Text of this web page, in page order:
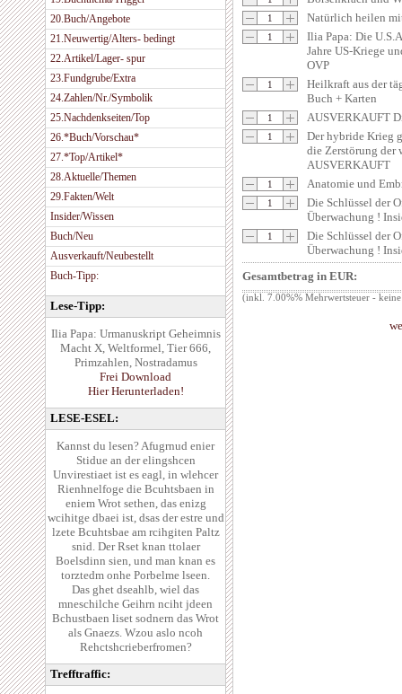
20.Buch/Angebote
21.Neuwertig/Alters- bedingt
22.Artikel/Lager- spur
23.Fundgrube/Extra
24.Zahlen/Nr./Symbolik
25.Nachdenkseiten/Top
26.*Buch/Vorschau*
27.*Top/Artikel*
28.Aktuelle/Themen
29.Fakten/Welt
Insider/Wissen
Buch/Neu
Ausverkauft/Neubestellt
Buch-Tipp:
Lese-Tipp:
Ilia Papa: Urmanuskript Geheimnis
Macht X, Weltformel, Tier 666,
Primzahlen, Nostradamus
Frei Download
Hier Herunterladen!
LESE-ESEL:
Kannst du lesen? Afugrnud enier
Stidue an der elingshcen
Unvirestiaet ist es eagl, in wlehcer
Rienhnelfoge die Bcuhtsbaen in
eniem Wrot sethen, das enizg
wcihitge dbaei ist, dsas der estre und
lzete Bcuhtsbae am rcihgiten Paltz
snid. Der Rset knan ttolaer
Boelsdinn sien, und man knan es
torztedm onhe Porbelme lseen.
Das ghet dseahlb, wiel das
mneschilche Geihrn nciht jdeen
Bchustbaen liset sodnern das Wrot
als Gnaezs. Wzou aslo ncoh
Rehctshcrieberfromen?
Trefftraffic:
Natürlich heilen
Ilia Papa: Die
Jahre US-Kriege
OVP
Heilkraft aus der
Buch + Karten
AUSVERKAUFT
Der hybride Krieg
die Zerstörung
AUSVERKAUFT
Anatomie und
Die Schlüssel der
Überwachung !
Die Schlüssel der
Überwachung !
Gesamtbetrag in EUR:
(inkl. 7.00%% Mehrwertsteuer - keine